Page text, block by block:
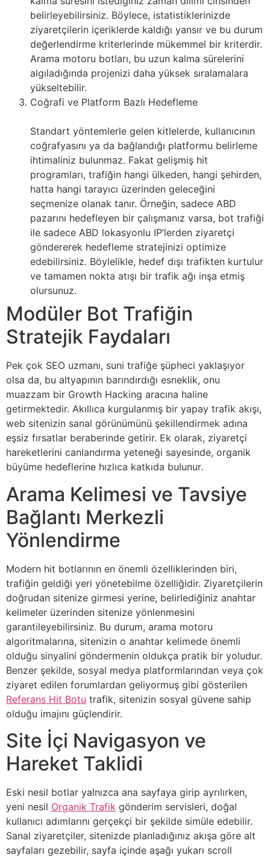
belirleyebilirsiniz. Böylece, istatistiklerinizde
ziyaretçilerin içeriklerde kaldığı yansır ve bu durum
değerlendirme kriterlerinde mükemmel bir kriterdir.
Arama motoru botları, bu uzun kalma sürelerini
algıladığında projenizi daha yüksek sıralamalara
yükseltebilir.
Coğrafi ve Platform Bazlı Hedefleme
Standart yöntemlerle gelen kitlelerde, kullanıcının
coğrafyasını ya da bağlandığı platformu belirleme
ihtimaliniz bulunmaz. Fakat gelişmiş hit
programları, trafiğin hangi ülkeden, hangi şehirden,
hatta hangi tarayıcı üzerinden geleceğini
seçmenize olanak tanır. Örneğin, sadece ABD
pazarını hedefleyen bir çalışmanız varsa, bot trafiği
ile sadece ABD lokasyonlu IP’lerden ziyaretçi
göndererek hedefleme stratejinizi optimize
edebilirsiniz. Böylelikle, hedef dışı trafikten kurtulur
ve tamamen nokta atışı bir trafik ağı inşa etmiş
olursunuz.
Modüler Bot Trafiğin
Stratejik Faydaları
Pek çok SEO uzmanı, suni trafiğe şüpheci yaklaşıyor
olsa da, bu altyapının barındırdığı esneklik, onu
muazzam bir Growth Hacking aracına haline
getirmektedir. Akıllıca kurgulanmış bir yapay trafik akışı,
web sitenizin sanal görünümünü şekillendirmek adına
eşsiz fırsatlar beraberinde getirir. Ek olarak, ziyaretçi
hareketlerini canlandırma yeteneği sayesinde, organik
büyüme hedeflerine hızlıca katkıda bulunur.
Arama Kelimesi ve Tavsiye
Bağlantı Merkezli
Yönlendirme
Modern hit botlarının en önemli özelliklerinden biri,
trafiğin geldiği yeri yönetebilme özelliğidir. Ziyaretçilerin
doğrudan sitenize girmesi yerine, belirlediğiniz anahtar
kelimeler üzerinden sitenize yönlenmesini
garantileyebilirsiniz. Bu durum, arama motoru
algoritmalarına, sitenizin o anahtar kelimede önemli
olduğu sinyalini göndermenin oldukça pratik bir yoludur.
Benzer şekilde, sosyal medya platformlarından veya çok
ziyaret edilen forumlardan geliyormuş gibi gösterilen
Referans Hit Botu trafik, sitenizin sosyal güvene sahip
olduğu imajını güçlendirir.
Site İçi Navigasyon ve
Hareket Taklidi
Eski nesil botlar yalnızca ana sayfaya girip ayrılırken,
yeni nesil Organik Trafik gönderim servisleri, doğal
kullanıcı adımlarını gerçekçi bir şekilde simüle edebilir.
Sanal ziyaretçiler, sitenizde planladığınız akışa göre alt
sayfaları gezebilir, sayfa içinde aşağı yukarı scroll